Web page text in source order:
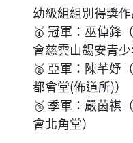
幼級組組別得獎作
🥇 冠軍：巫倬鋒
會慈雲山錫安青少
🥈 亞軍：陳芊妤
都會堂(佈道所)）
🥉 季軍：嚴茵祺
會北角堂）